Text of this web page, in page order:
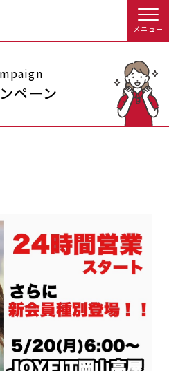
メニュー
内
店舗情報・サービス
店舗へのお問い合わせ
をする
等詳しく見る
店舗情報・サービス
JOYFIT
JOYFIT YOGA
ペーン